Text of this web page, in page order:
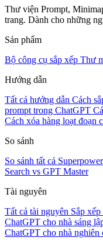
Thư viện Prompt,
trang. Dành cho những
Sản phẩm
Bộ công cụ sắp xếp Thư
Hướng dẫn
Tất cả hướng dẫn Cách
prompt trong ChatGPT
Cách xóa hàng loạt đoạn
So sánh
So sánh tất cả
Search vs GPT Master
Tài nguyên
Tất cả tài nguyên Sắp
ChatGPT cho nhà sáng
ChatGPT cho nhà nghiên